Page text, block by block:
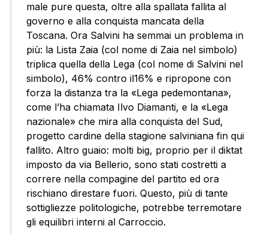
male pure questa, oltre alla spallata fallita al
governo e alla conquista mancata della
Toscana. Ora Salvini ha semmai un problema in
più: la Lista Zaia (col nome di Zaia nel simbolo)
triplica quella della Lega (col nome di Salvini nel
simbolo), 46% contro il16% e ripropone con
forza la distanza tra la «Lega pedemontana»,
come l’ha chiamata Ilvo Diamanti, e la «Lega
nazionale» che mira alla conquista del Sud,
progetto cardine della stagione salviniana fin qui
fallito. Altro guaio: molti big, proprio per il diktat
imposto da via Bellerio, sono stati costretti a
correre nella compagine del partito ed ora
rischiano direstare fuori. Questo, più di tante
sottigliezze politologiche, potrebbe terremotare
gli equilibri interni al Carroccio.